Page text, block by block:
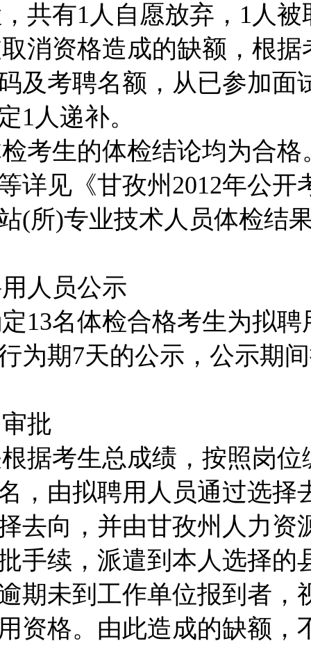
共有1人自愿放弃，1人被
消资格造成的缺额，根据
及考聘名额，从已参加面
1人递补。
考生的体检结论均为合格
详见《甘孜州2012年公开
(所)专业技术人员体检结
人员公示
13名体检合格考生为拟聘
为期7天的公示，公示期
批
据考生总成绩，按照岗位
，由拟聘用人员通过选择
去向，并由甘孜州人力资
手续，派遣到本人选择的
期未到工作单位报到者，
资格。由此造成的缺额，